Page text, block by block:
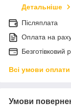
Детальніше
Післяплата
Оплата на
Безготівковий
Всі умови оплати
Умови